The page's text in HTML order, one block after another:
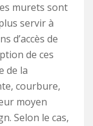
murets sont
servir à
d’accès de
de ces
de la
courbure,
moyen
Selon le cas,